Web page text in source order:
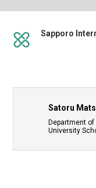
Sapporo
Satoru
Department of
University